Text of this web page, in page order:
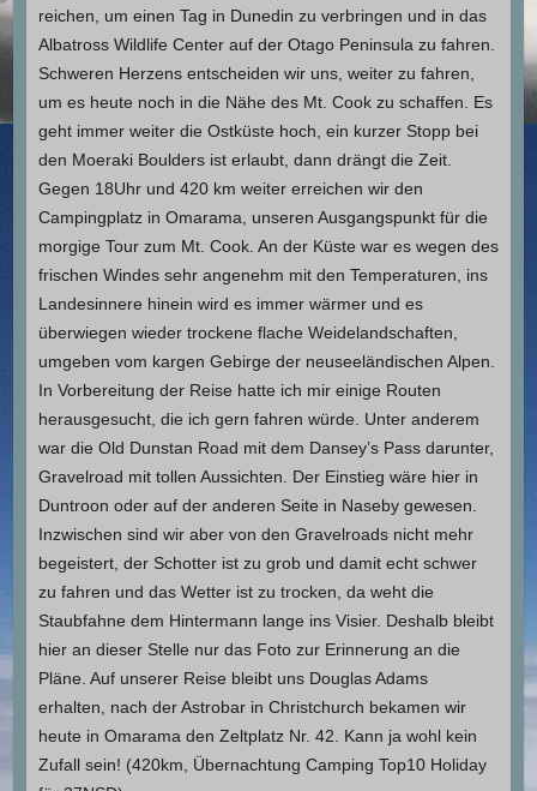
reichen, um einen Tag in Dunedin zu verbringen und in das
Albatross Wildlife Center auf der Otago Peninsula zu fahren.
Schweren Herzens entscheiden wir uns, weiter zu fahren,
um es heute noch in die Nähe des Mt. Cook zu schaffen. Es
geht immer weiter die Ostküste hoch, ein kurzer Stopp bei
den Moeraki Boulders ist erlaubt, dann drängt die Zeit.
Gegen 18Uhr und 420 km weiter erreichen wir den
Campingplatz in Omarama, unseren Ausgangspunkt für die
morgige Tour zum Mt. Cook. An der Küste war es wegen des
frischen Windes sehr angenehm mit den Temperaturen, ins
Landesinnere hinein wird es immer wärmer und es
überwiegen wieder trockene flache Weidelandschaften,
umgeben vom kargen Gebirge der neuseeländischen Alpen.
In Vorbereitung der Reise hatte ich mir einige Routen
herausgesucht, die ich gern fahren würde. Unter anderem
war die Old Dunstan Road mit dem Dansey’s Pass darunter,
Gravelroad mit tollen Aussichten. Der Einstieg wäre hier in
Duntroon oder auf der anderen Seite in Naseby gewesen.
Inzwischen sind wir aber von den Gravelroads nicht mehr
begeistert, der Schotter ist zu grob und damit echt schwer
zu fahren und das Wetter ist zu trocken, da weht die
Staubfahne dem Hintermann lange ins Visier. Deshalb bleibt
hier an dieser Stelle nur das Foto zur Erinnerung an die
Pläne. Auf unserer Reise bleibt uns Douglas Adams
erhalten, nach der Astrobar in Christchurch bekamen wir
heute in Omarama den Zeltplatz Nr. 42. Kann ja wohl kein
Zufall sein! (420km, Übernachtung Camping Top10 Holiday